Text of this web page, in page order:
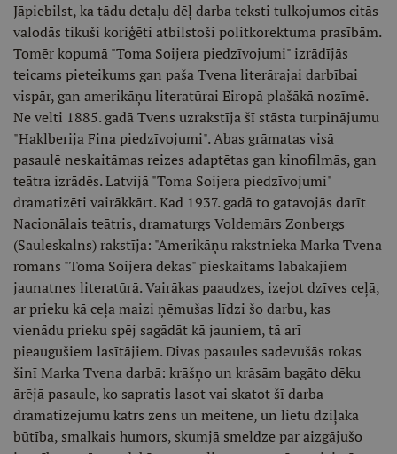
Jāpiebilst, ka tādu detaļu dēļ darba teksti tulkojumos citās
valodās tikuši koriģēti atbilstoši politkorektuma prasībām.
Tomēr kopumā "Toma Soijera piedzīvojumi" izrādījās
teicams pieteikums gan paša Tvena literārajai darbībai
vispār, gan amerikāņu literatūrai Eiropā plašākā nozīmē.
Ne velti 1885. gadā Tvens uzrakstīja šī stāsta turpinājumu
"Haklberija Fina piedzīvojumi". Abas grāmatas visā
pasaulē neskaitāmas reizes adaptētas gan kinofilmās, gan
teātra izrādēs. Latvijā "Toma Soijera piedzīvojumi"
dramatizēti vairākkārt. Kad 1937. gadā to gatavojās darīt
Nacionālais teātris, dramaturgs Voldemārs Zonbergs
(Sauleskalns) rakstīja: "Amerikāņu rakstnieka Marka Tvena
romāns "Toma Soijera dēkas" pieskaitāms labākajiem
jaunatnes literatūrā. Vairākas paaudzes, izejot dzīves ceļā,
ar prieku kā ceļa maizi ņēmušas līdzi šo darbu, kas
vienādu prieku spēj sagādāt kā jauniem, tā arī
pieaugušiem lasītājiem. Divas pasaules sadevušās rokas
šinī Marka Tvena darbā: krāšņo un krāsām bagāto dēku
ārējā pasaule, ko sapratis lasot vai skatot šī darba
dramatizējumu katrs zēns un meitene, un lietu dziļāka
būtība, smalkais humors, skumjā smeldze par aizgājušo